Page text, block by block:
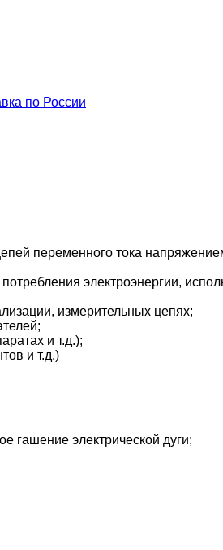
по России
переменного тока
электроэнергии,
измерительных цепях;
и т.д.);
и т.д.)
гашение электрической дуги;